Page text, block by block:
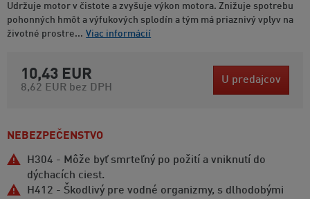
Udržuje motor v čistote a zvyšuje výkon motora. Znižuje spotrebu
pohonných hmôt a výfukových splodín a tým má priaznivý vplyv na
životné prostre... Viac informácií
10,43 EUR
8,62 EUR bez DPH
U predajcov
H304 - Môže byť smrteľný po požití a vniknutí do
dýchacích ciest.
H412 - Škodlivý pre vodné organizmy, s dlhodobými
NEBEZPEČENSTVO